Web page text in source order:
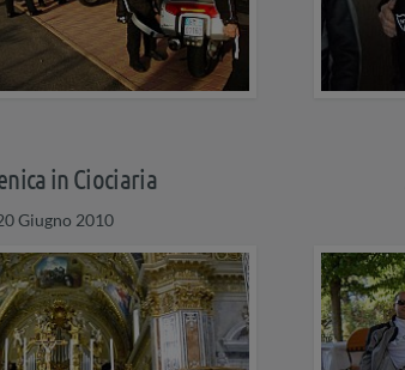
in Ciociaria
Giugno 2010